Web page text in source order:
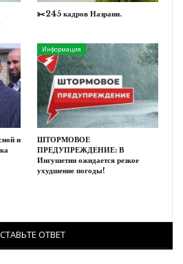
✂️245 кадров Назрани.
и
Информация
ШТОРМОВОЕ
ПРЕДУПРЕЖДЕНИЕ: В
Ингушетии ожидается резкое
ухудшение погоды!
ОТВЕТ